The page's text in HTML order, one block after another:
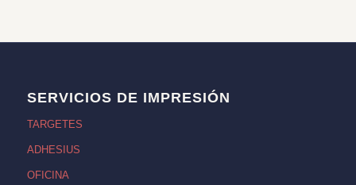
SERVICIOS DE IMPRESIÓN
TARGETES
ADHESIUS
OFICINA